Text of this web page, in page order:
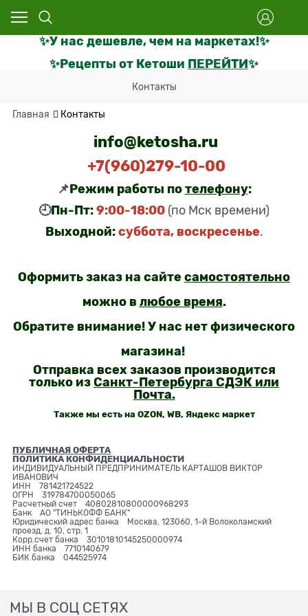
✨У нас дешевле, чем на маркетах!✨
✨Рецепты от Кетоши ПЕРЕЙТИ✨
Контакты
Главная Контакты
info@ketosha.ru
+7(960)279-10-00
📌Режим работы потелефону:
🕘Пн-Пт:9:00-18:00 (по Мск времени)
Выходной: суббота, воскресенье.
Оформить заказ на сайтесамостоятельно
можно влюбое время.
Обратите внимание! У нас нет физического
магазина!
Отправка всех заказов производится
только изСанкт-Петербурга СДЭК или
Почта.
Также мы есть на OZON, WB, Яндекс маркет
ПУБЛИЧНАЯ ОФЕРТА
ПОЛИТИКА КОНФИДЕНЦИАЛЬНОСТИ
ИНДИВИДУАЛЬНЫЙ ПРЕДПРИНИМАТЕЛЬ КАРТАШОВ ВИКТОР
ИВАНОВИЧ
ИНН 781421724522
ОГРН 319784700050065
Расчетный счет 40802810800000968293
Банк АО "ТИНЬКОФФ БАНК"
Юридический адрес банка Москва, 123060, 1-й Волоколамский
проезд, д. 10, стр. 1
Корр.счет банка 30101810145250000974
ИНН банка 7710140679
БИК банка 044525974
МЫ В СОЦ СЕТЯХ